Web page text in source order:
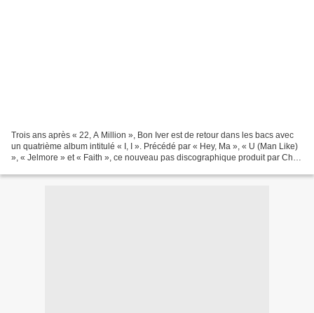
Trois ans après « 22, A Million », Bon Iver est de retour dans les bacs avec
un quatrième album intitulé « I, I ». Précédé par « Hey, Ma », « U (Man Like)
», « Jelmore » et « Faith », ce nouveau pas discographique produit par Chris